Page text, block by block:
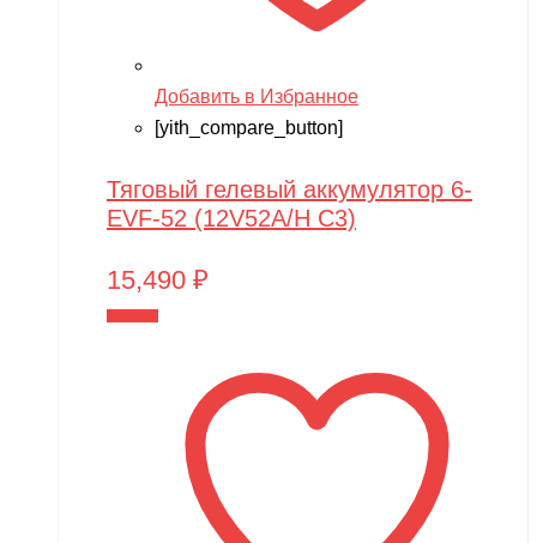
Добавить в Избранное
[yith_compare_button]
Тяговый гелевый аккумулятор 6-
EVF-52 (12V52A/H C3)
15,490 ₽